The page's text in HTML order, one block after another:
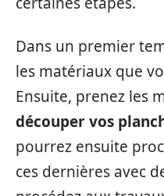
Dans un premier
les matériaux que
Ensuite, prenez les
découper vos
pourrez ensuite
ces dernières avec